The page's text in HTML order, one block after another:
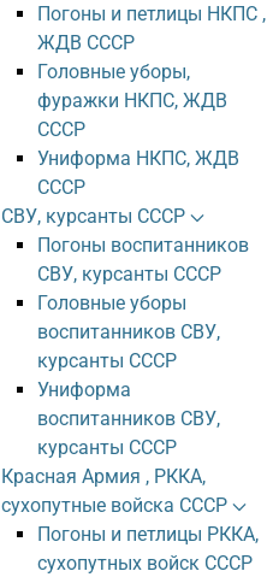
Погоны и петлицы НКПС ,
ЖДВ СССР
Головные уборы,
фуражки НКПС, ЖДВ
СССР
Униформа НКПС, ЖДВ
СССР
СВУ, курсанты СССР
Погоны воспитанников
СВУ, курсанты СССР
Головные уборы
воспитанников СВУ,
курсанты СССР
Униформа
воспитанников СВУ,
курсанты СССР
Красная Армия , РККА,
сухопутные войска СССР
Погоны и петлицы РККА,
сухопутных войск СССР